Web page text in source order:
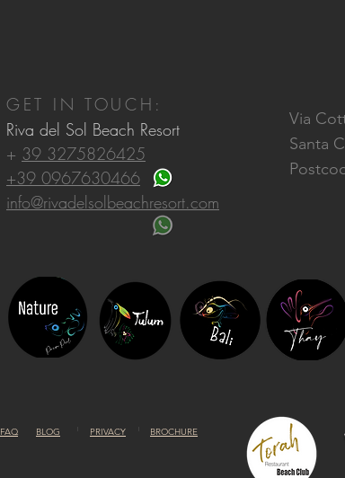
GET IN TOUCH:
Riva del Sol Beach Resort
+ 39 3275826425
+39 0967630466
info@rivadelsolbeachresort.com
Via
Santa
FAQ BLOG PRIVACY BROCHURE